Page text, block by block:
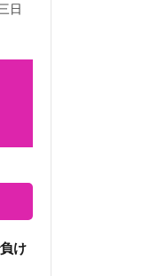
日
け